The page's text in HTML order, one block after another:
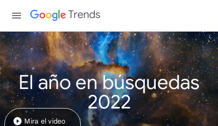
Trends
El año en búsquedas
2022
Mira el video